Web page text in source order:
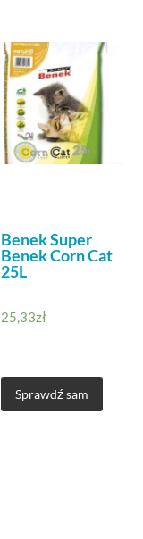
Benek Super
Benek Corn Cat
25L
25,33zł
Sprawdź sam